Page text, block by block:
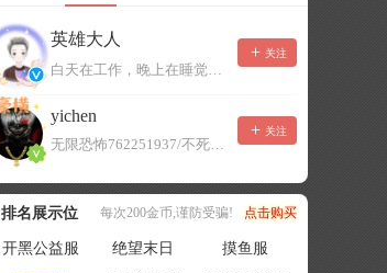
英雄大人
白天在工作，晚上在睡觉，有事可以留言，不一定能及时回复！
关注
yichen
无限恐怖762251937/不死者末日1080207504
关注
排名展示位 每次200金币,谨防受骗! 点击购买
开黑公益服 绝望末日
摸鱼服